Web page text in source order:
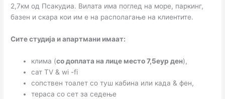
2,7км од Псакудиа. Вилата има поглед на море, паркинг,
базен и скара кои им е на располагање на клиентите.
Сите студија и апартмани имаат:
клима (со доплата на лице место 7,5еур ден),
сат TV & wi -fi
сопствен тоалет со туш кабина или када & фен,
тераса со сет за седење